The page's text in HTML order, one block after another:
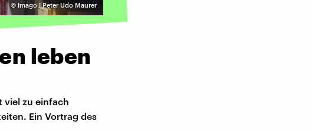
© Imago I Peter Udo Maurer
leben
viel zu einfach
Ein Vortrag des